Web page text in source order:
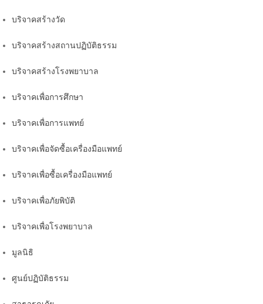
บริจาคสร้างวัด
บริจาคสร้างสถานปฏิบัติธรรม
บริจาคสร้างโรงพยาบาล
บริจาคเพื่อการศึกษา
บริจาคเพื่อการแพทย์
บริจาคเพื่อจัดซื้อเครื่องมือแพทย์
บริจาคเพื่อซื้อเครื่องมือแพทย์
บริจาคเพื่อภัยพิบัติ
บริจาคเพื่อโรงพยาบาล
มูลนิธิ
ศูนย์ปฏิบัติธรรม